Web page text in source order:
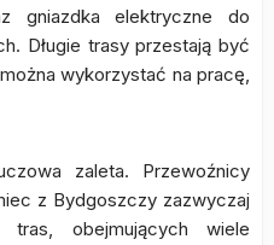
gniazdka elektryczne do
Długie trasy przestają być
wykorzystać na pracę,
zaleta. Przewoźnicy
z Bydgoszczy zazwyczaj
tras, obejmujących wiele